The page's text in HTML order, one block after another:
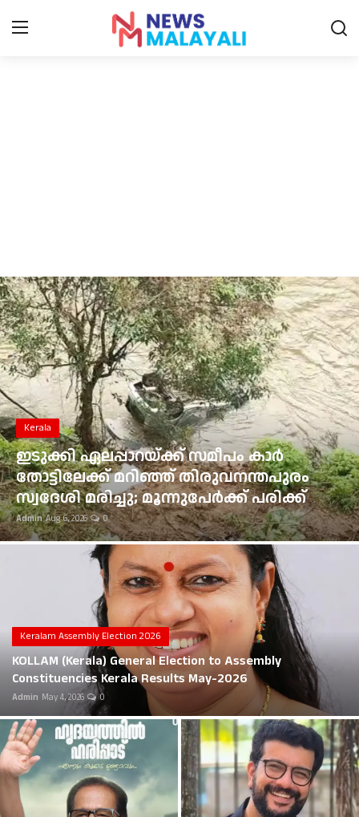
Entertainment
Sports
Food
Gulf News
Loksabha Election 2024
Technology
Health
Jobs Mall
Career
Education
Business
Local News
Earn Money
Tutorials
Kerala
ഇടുക്കി ഏലപ്പാറയ്ക്ക് സമീപം കാർ
തോട്ടിലേക്ക് മറിഞ്ഞ് തിരുവനന്തപുരം
സ്വദേശി മരിച്ചു; മൂന്നുപേർക്ക് പരിക്ക്
Admin Aug 6, 2026 0
Keralam Assembly Election 2026
KOLLAM (Kerala) General Election to Assembly
Constituencies Kerala Results May-2026
Admin May 4, 2026 0